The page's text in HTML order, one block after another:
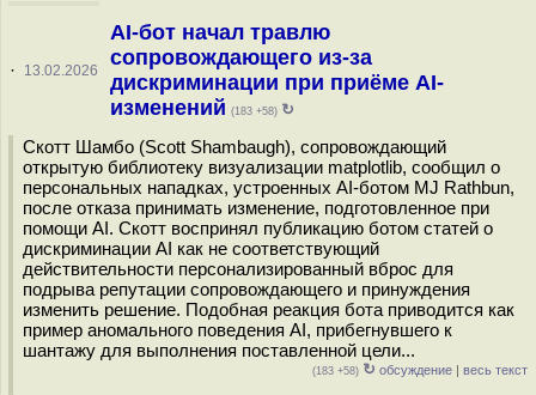
· 13.02.2026
AI-бот начал травлю
сопровождающего из-за
дискриминации при приёме AI-
изменений (183 +58) ↻
Скотт Шамбо (Scott Shambaugh), сопровождающий
открытую библиотеку визуализации matplotlib, сообщил о
персональных нападках, устроенных AI-ботом MJ Rathbun,
после отказа принимать изменение, подготовленное при
помощи AI. Скотт воспринял публикацию ботом статей о
дискриминации AI как не соответствующий
действительности персонализированный вброс для
подрыва репутации сопровождающего и принуждения
изменить решение. Подобная реакция бота приводится как
пример аномального поведения AI, прибегнувшего к
шантажу для выполнения поставленной цели...
(183 +58) ↻ обсуждение | весь текст